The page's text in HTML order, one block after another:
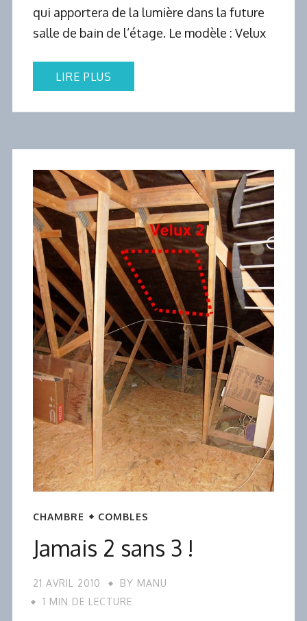
qui apportera de la lumière dans la future
salle de bain de l’étage. Le modèle : Velux
LIRE PLUS
CHAMBRE COMBLES
Jamais 2 sans 3 !
21 AVRIL 2010 BY MANU
1 MIN DE LECTURE